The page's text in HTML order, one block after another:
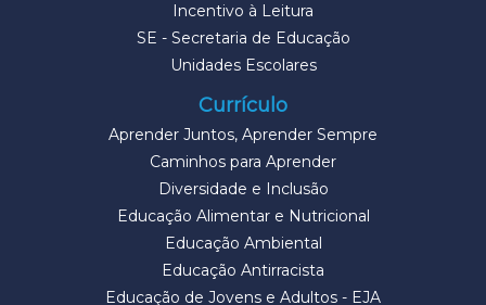
Incentivo à Leitura
SE - Secretaria de Educação
Unidades Escolares
Currículo
Aprender Juntos, Aprender Sempre
Caminhos para Aprender
Diversidade e Inclusão
Educação Alimentar e Nutricional
Educação Ambiental
Educação Antirracista
Educação de Jovens e Adultos - EJA